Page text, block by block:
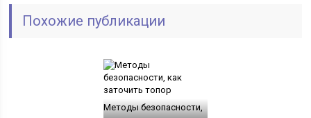
Похожие публикации
Методы безопасности,